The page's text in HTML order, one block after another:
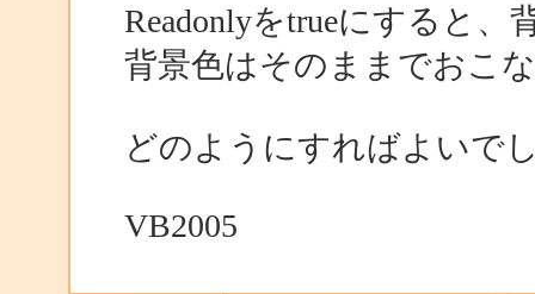
Readonlyをtrueにすると
背景色はそのままでおこ
どのようにすればよいで
VB2005